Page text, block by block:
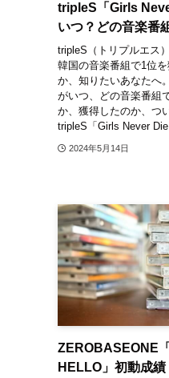
tripleS「Girls
いつ？どの音楽番
tripleS（トリプルエス
韓国の音楽番組で1位
か、知りたいあなたへ
がいつ、どの音楽番組
か、獲得したのか、つ
tripleS「Girls Never Die
2024年5月14日
ZEROBASEONE
HELLO」初動成績